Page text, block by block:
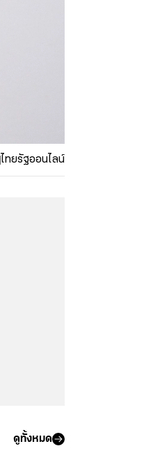
ไทยรัฐออนไลน์
ดูทั้งหมด